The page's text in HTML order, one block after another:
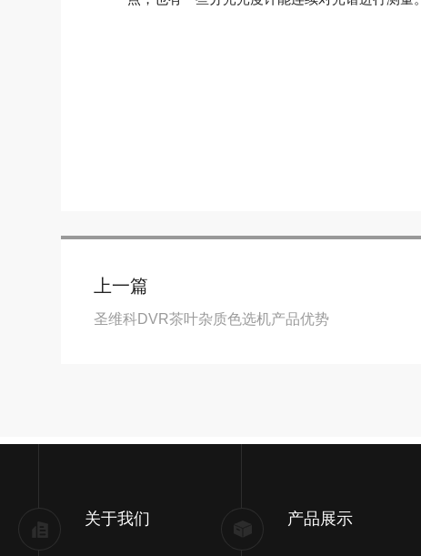
上一篇
圣维科DVR茶叶杂质色选机产品优势
关于我们 产品展示